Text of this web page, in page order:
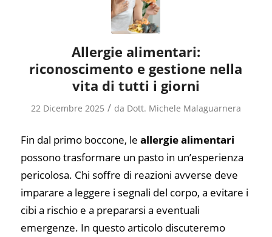
Allergie alimentari:
riconoscimento e gestione nella
vita di tutti i giorni
22 Dicembre 2025 / da Dott. Michele Malaguarnera
Fin dal primo boccone, le allergie alimentari
possono trasformare un pasto in un’esperienza
pericolosa. Chi soffre di reazioni avverse deve
imparare a leggere i segnali del corpo, a evitare i
cibi a rischio e a prepararsi a eventuali
emergenze. In questo articolo discuteremo